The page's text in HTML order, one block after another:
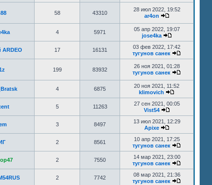
58 43310
28 июл 2022, 19:52
ar4on
4 5971
05 апр 2022, 19:07
jose4ka
ARDEO 17 16131
03 фев 2022, 17:42
тугунов санек
199 83932
26 ноя 2021, 01:28
тугунов санек
4 6875
20 ноя 2021, 11:52
klimovich
5 11263
27 сен 2021, 00:05
Vist54
3 8497
13 июл 2021, 12:29
Apixe
2 8561
10 апр 2021, 17:25
тугунов санек
2 7550
14 мар 2021, 23:00
тугунов санек
2 7742
08 мар 2021, 21:36
тугунов санек